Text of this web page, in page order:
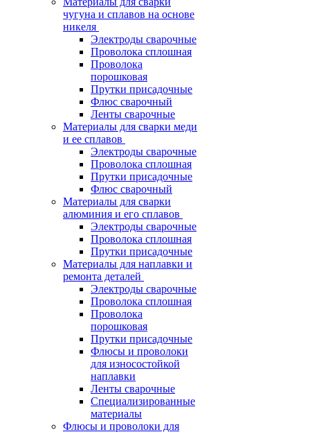
чугуна и сплавов на основе
никеля
Электроды сварочные
Проволока сплошная
Проволока
порошковая
Прутки присадочные
Флюс сварочный
Ленты сварочные
Материалы для сварки меди
и ее сплавов
Электроды сварочные
Проволока сплошная
Прутки присадочные
Флюс сварочный
Материалы для сварки
алюминия и его сплавов
Электроды сварочные
Проволока сплошная
Прутки присадочные
Материалы для наплавки и
ремонта деталей
Электроды сварочные
Проволока сплошная
Проволока
порошковая
Прутки присадочные
Флюсы и проволоки
для износостойкой
наплавки
Ленты сварочные
Специализированные
материалы
Флюсы и проволоки для